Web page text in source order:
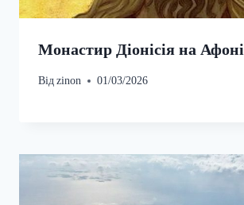
Монастир Діонісія на Афоні
Відzinon 01/03/2026